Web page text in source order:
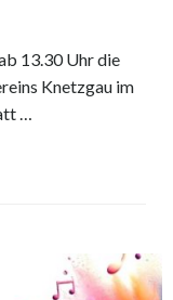
13.30 Uhr die
Knetzgau im
…